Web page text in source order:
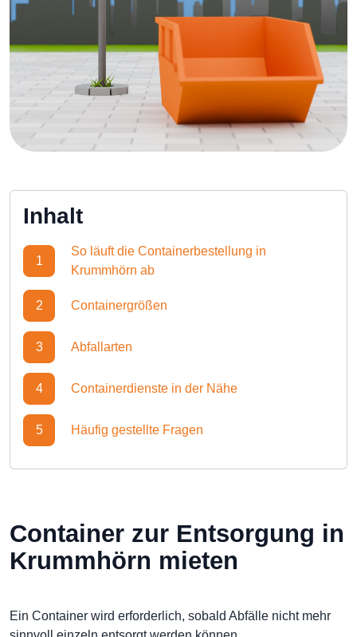
Inhalt
1
So läuft die Containerbestellung in
Krummhörn ab
2 Containergrößen
3 Abfallarten
4 Containerdienste in der Nähe
5 Häufig gestellte Fragen
Container zur Entsorgung in
Krummhörn mieten
Ein Container wird erforderlich, sobald Abfälle nicht mehr